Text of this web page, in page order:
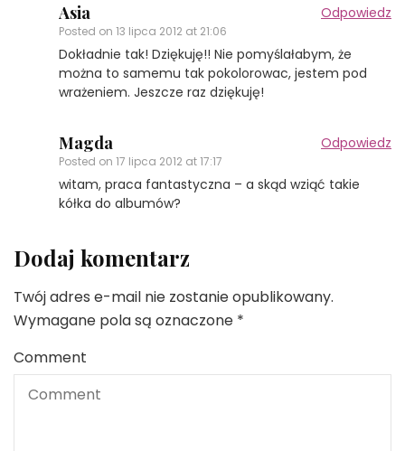
Asia
Posted on 13 lipca 2012 at 21:06
Odpowiedz
Dokładnie tak! Dziękuję!! Nie pomyślałabym, że
można to samemu tak pokolorowac, jestem pod
wrażeniem. Jeszcze raz dziękuję!
Magda
Posted on 17 lipca 2012 at 17:17
Odpowiedz
witam, praca fantastyczna – a skąd wziąć takie
kółka do albumów?
Dodaj komentarz
Twój adres e-mail nie zostanie opublikowany.
Wymagane pola są oznaczone *
Comment